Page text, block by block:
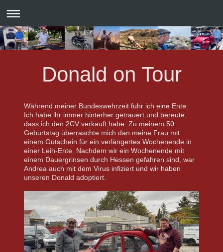
Donald on Tour
Während meiner Bundeswehrzeit fuhr ich eine Ente.
Ich habe ihr immer hinterher getrauert und bereute,
dass ich den 2CV verkauft habe. Zu meinem 50.
Geburtstag überraschte mich dan meine Frau mit
einem Gutschein für ein verlängertes Wochenende in
einer Leih-Ente. Nachdem wir ein Wochenende mit
einem Dauergrinsen durch Hessen gefahren sind, war
Andrea auch mit dem Virus infiziert und wir haben
unseren Donald adoptiert.